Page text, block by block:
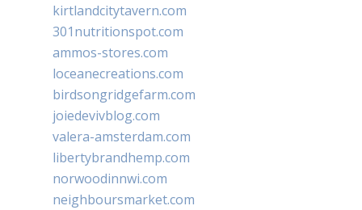
kirtlandcitytavern.com
301nutritionspot.com
ammos-stores.com
loceanecreations.com
birdsongridgefarm.com
joiedevivblog.com
valera-amsterdam.com
libertybrandhemp.com
norwoodinnwi.com
neighboursmarket.com